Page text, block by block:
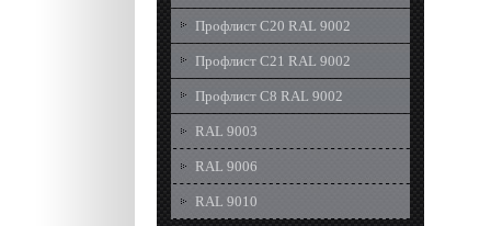
Профлист С20 RAL 9002
Профлист С21 RAL 9002
Профлист С8 RAL 9002
RAL 9003
RAL 9006
RAL 9010